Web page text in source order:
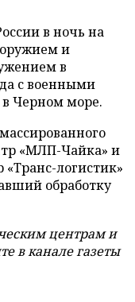
в ночь на
и
в
с военными
Черном море.
«МЛП-Чайка» и
логистик»
обработку
центрам и
в канале газеты